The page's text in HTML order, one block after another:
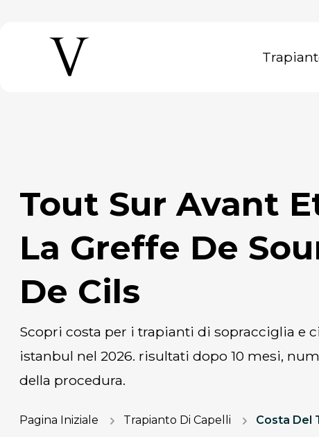
Tout Sur Avant Et Après
La Greffe De
De Cils
scopri costa per i trapianti di sopracciglia e ciglia in turchia e
istanbul nel 2026. risultati dopo 10 mesi,
della procedura.
Pagina Iniziale Trapianto Di Capelli